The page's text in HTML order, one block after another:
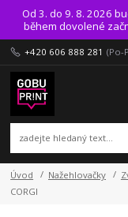
Od 3. do 9. 8. 2026
během dovolené
+420 606 888 281 (Po-
Úvod Nažehlovačky
CORGI